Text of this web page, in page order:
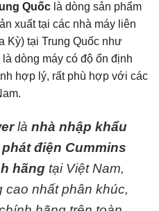
Quốc là dòng sản phẩm
xuất tại các nhà máy liên
Kỳ) tại Trung Quốc như
dòng máy có độ ổn định
hợp lý, rất phù hợp với các
là nhà nhập khẩu
điện Cummins
hãngtại Việt Nam,
cao nhất phân khúc,